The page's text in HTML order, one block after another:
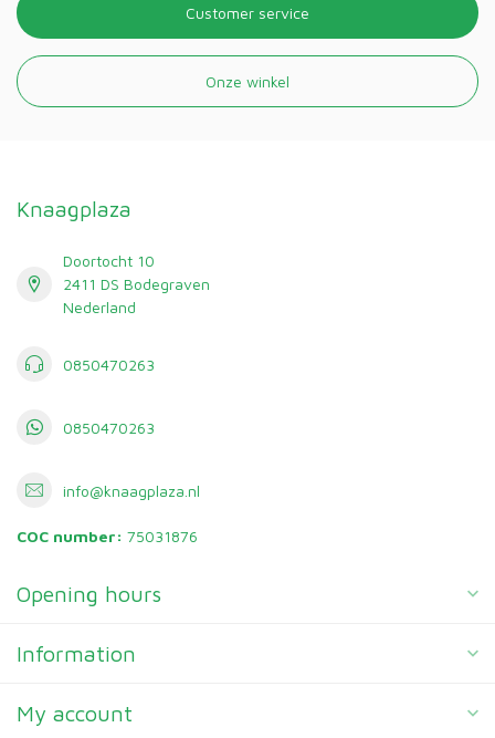
Customer service
Onze winkel
Knaagplaza
Doortocht 10
2411 DS Bodegraven
Nederland
0850470263
0850470263
info@knaagplaza.nl
COC number: 75031876
Opening hours
Information
My account